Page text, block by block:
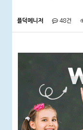
플덕메니저 48건